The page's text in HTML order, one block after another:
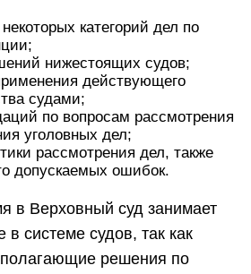
категорий дел по
нижестоящих судов;
действующего
судами;
по вопросам рассмотрения
уголовных дел;
рассмотрения дел, также
допускаемых ошибок.
в Верховный суд занимает
системе судов, так как
решения по